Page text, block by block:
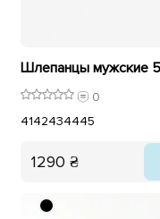
0
4142434445
1290 ₴